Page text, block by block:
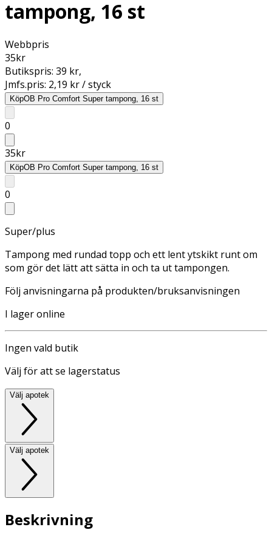
tampong, 16 st
Webbpris
35kr
Butikspris: 39 kr,
Jmfs.pris: 2,19 kr / styck
KöpOB Pro Comfort Super tampong, 16 st
0
35kr
KöpOB Pro Comfort Super tampong, 16 st
0
Super/plus
Tampong med rundad topp och ett lent ytskikt runt om
som gör det lätt att sätta in och ta ut tampongen.
Följ anvisningarna på produkten/bruksanvisningen
I lager online
Ingen vald butik
Välj för att se lagerstatus
Välj apotek
Välj apotek
Beskrivning